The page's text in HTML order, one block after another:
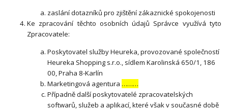
zaslání dotazníků pro zjištění zákaznické spokojenosti
Ke zpracování těchto osobních údajů Správce využívá tyto
Zpracovatele:
Poskytovatel služby Heureka, provozované společností
Heureka Shopping s.r.o., sídlem Karolinská 650/1, 186
00, Praha 8-Karlín
Marketingová agentura ………
Případně další poskytovatelé zpracovatelských
softwarů, služeb a aplikací, které však v současné době